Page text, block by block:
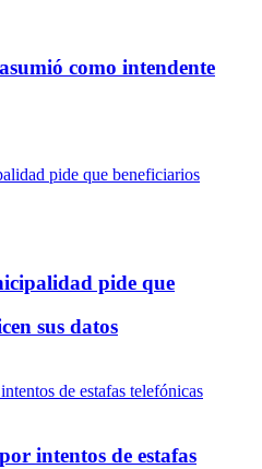
como intendente
pide que
sus datos
intentos de estafas